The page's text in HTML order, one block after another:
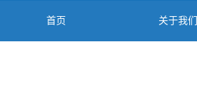
首页 关于我们